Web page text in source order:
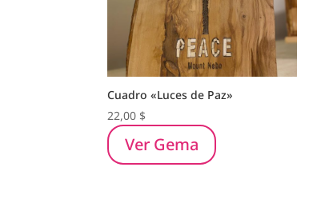
Cuadro «Luces de Paz»
22,00 $
Ver Gema